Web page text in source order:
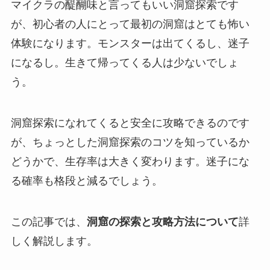
マイクラの醍醐味と言ってもいい洞窟探索です
が、初心者の人にとって最初の洞窟はとても怖い
体験になります。モンスターは出てくるし、迷子
になるし。生きて帰ってくる人は少ないでしょ
う。
洞窟探索になれてくると安全に攻略できるのです
が、ちょっとした洞窟探索のコツを知っているか
どうかで、生存率は大きく変わります。迷子にな
る確率も格段と減るでしょう。
この記事では、 洞窟の探索と攻略方法について詳
しく解説します。